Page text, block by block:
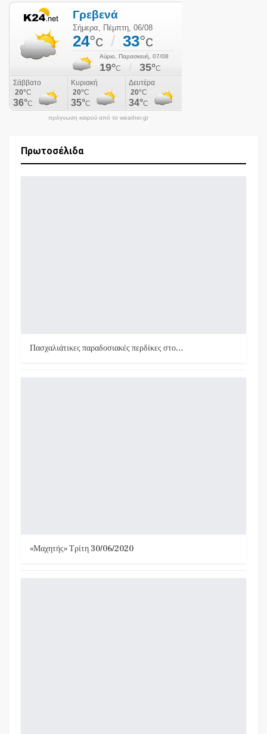
πρόγνωση καιρού από το weather.gr
Πρωτοσέλιδα
Πασχαλιάτικες παραδοσιακές περδίκες στο…
«Μαχητής» Τρίτη 30/06/2020